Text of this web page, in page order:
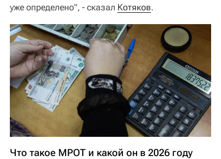
уже определено", - сказал Котяков.
Что такое МРОТ и какой он в 2026 году